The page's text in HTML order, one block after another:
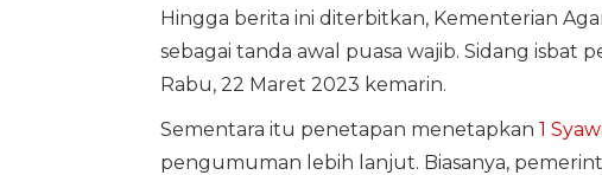
Hingga berita ini diterbitkan, Kementerian
sebagai tanda awal puasa wajib. Sidang isbat
Rabu, 22 Maret 2023 kemarin.
Sementara itu penetapan menetapkan 1
pengumuman lebih lanjut. Biasanya,